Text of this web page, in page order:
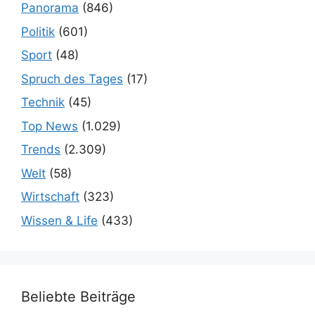
Panorama (846)
Politik (601)
Sport (48)
Spruch des Tages (17)
Technik (45)
Top News (1.029)
Trends (2.309)
Welt (58)
Wirtschaft (323)
Wissen & Life (433)
Beliebte Beiträge